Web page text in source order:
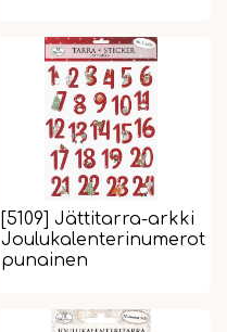
[5109] Jättitarra-arkki
Joulukalenterinumerot
punainen